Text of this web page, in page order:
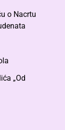
o Nacrtu
„Od